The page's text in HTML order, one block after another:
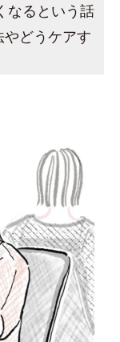
なるという話
どうケアす